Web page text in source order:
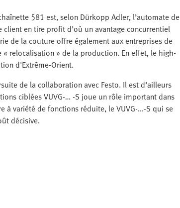
581 est, selon Dürkopp Adler, l’automate de
en tire profit d’où un avantage concurrentiel
de la couture offre également aux entreprises de
relocalisation » de la production. En effet, le high-
d'Extrême-Orient.
de la collaboration avec Festo. Il est d’ailleurs
ciblées VUVG-… -S joue un rôle important dans
variété de fonctions réduite, le VUVG-...-S qui se
décisive.